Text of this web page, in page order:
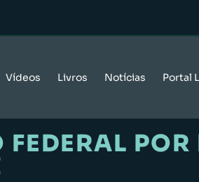
Vídeos Livros Notícias Portal